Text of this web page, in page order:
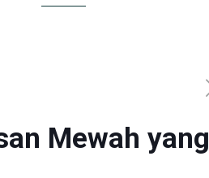
Mewah yang